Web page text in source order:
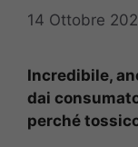
14 Ottobre
Incredibile,
dai
perché